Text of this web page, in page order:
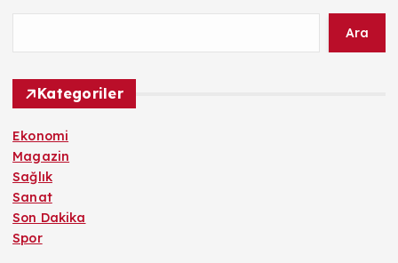
Ara
Kategoriler
Ekonomi
Magazin
Sağlık
Sanat
Son Dakika
Spor